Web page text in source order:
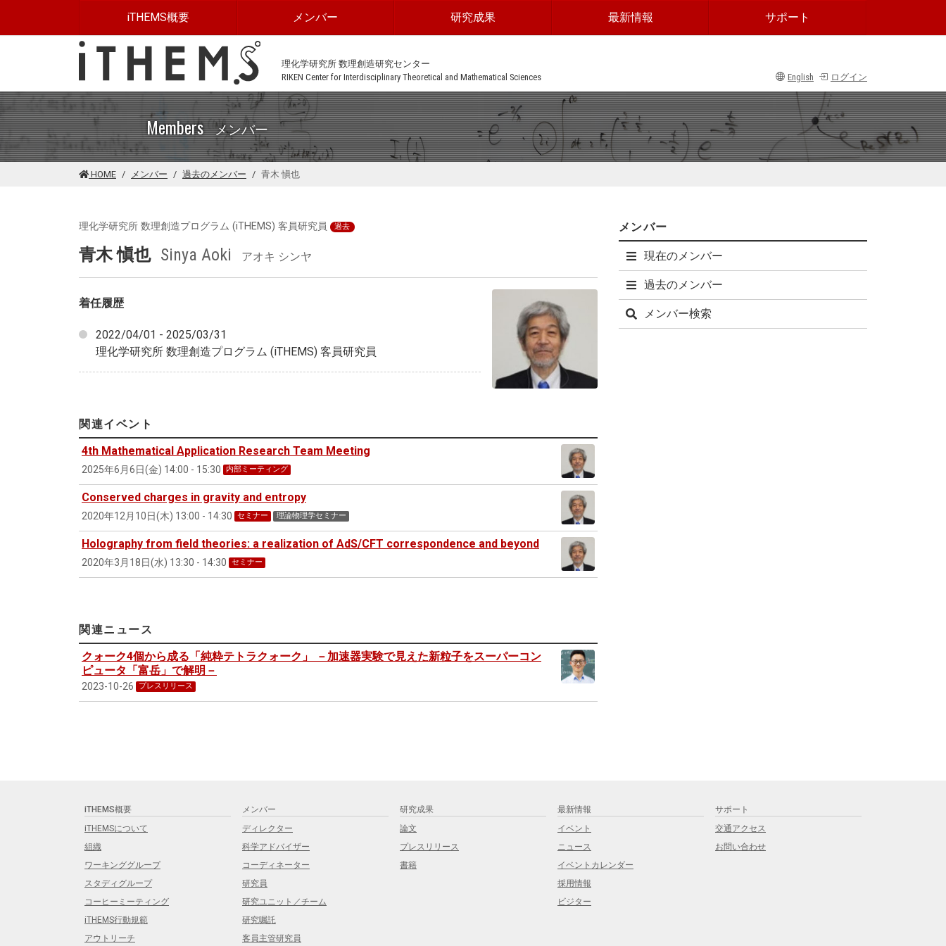
iTHEMS概要 メンバー 研究成果 最新情報 サポート
理化学研究所 数理創造研究センター
RIKEN Center for Interdisciplinary Theoretical and Mathematical Sciences
English ログイン
Members メンバー
HOME メンバー 過去のメンバー 青木 愼也
理化学研究所 数理創造プログラム (iTHEMS) 客員研究員 過去
青木 愼也 Sinya Aoki アオキ シンヤ
着任履歴
2022/04/01 - 2025/03/31
理化学研究所 数理創造プログラム (iTHEMS) 客員研究員
関連イベント
4th Mathematical Application Research Team Meeting
2025年6月6日(金) 14:00 - 15:30 内部ミーティング
Conserved charges in gravity and entropy
2020年12月10日(木) 13:00 - 14:30 セミナー 理論物理学セミナー
Holography from field theories: a realization of AdS/CFT correspondence and beyond
2020年3月18日(水) 13:30 - 14:30 セミナー
関連ニュース
クォーク4個から成る「純粋テトラクォーク」 －加速器実験で見えた新粒子をスーパーコン
ピュータ「富岳」で解明－
2023-10-26 プレスリリース
メンバー
現在のメンバー
過去のメンバー
メンバー検索
iTHEMS概要
iTHEMSについて
組織
ワーキンググループ
スタディグループ
コーヒーミーティング
iTHEMS行動規範
アウトリーチ
メンバー
ディレクター
科学アドバイザー
コーディネーター
研究員
研究ユニット／チーム
研究嘱託
客員主管研究員
研究成果
論文
プレスリリース
書籍
最新情報
イベント
ニュース
イベントカレンダー
採用情報
ビジター
サポート
交通アクセス
お問い合わせ